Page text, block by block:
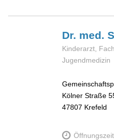
Dr. med.
Kinderarzt,
Jugendmedizin
Kölner Straße
47807 Krefeld